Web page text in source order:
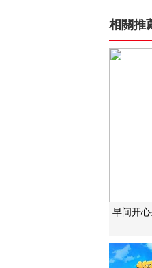
相關推
早间开心